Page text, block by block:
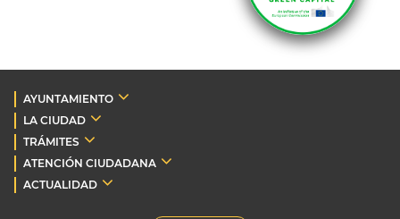
AYUNTAMIENTO
LA CIUDAD
TRÁMITES
ATENCIÓN CIUDADANA
ACTUALIDAD